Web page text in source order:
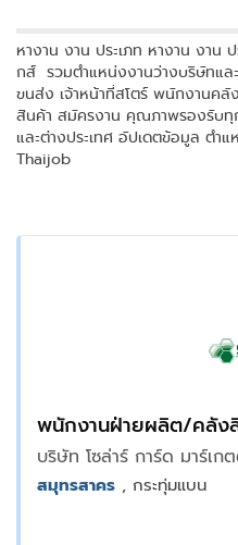
หางาน งาน ประเภท หางาน งาน
กส์ รวมตำแหน่งงานว่างบริษัทแล
ขนส่ง เจ้าหน้าที่สโตร์ พนักงานค
สินค้า สมัครงาน คุณภาพรองรับทุ
และต่างประเทศ อัปเดตข้อมูล ต
Thaijob
พนักงานฝ่ายผลิต/คลัง
บริษัท โซล่าร์ การ์ด มาร์เก
สมุทรสาคร , กระทุ่มแบน